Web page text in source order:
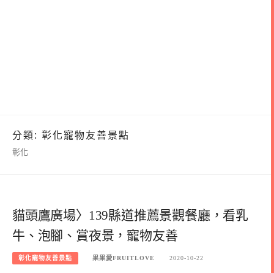
分類: 彰化寵物友善景點
彰化
貓頭鷹廣場〉139縣道推薦景觀餐廳，看乳
牛、泡腳、賞夜景，寵物友善
彰化寵物友善景點 果果愛FRUITLOVE 2020-10-22